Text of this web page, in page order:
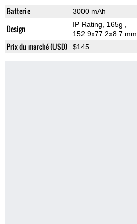
Batterie 3000 mAh
Design IP Rating, 165g
152.9x77.2x8.7 mm
Prix du marché (USD) $145